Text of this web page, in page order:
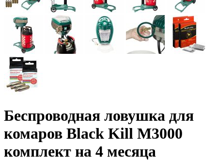
Беспроводная ловушка для
комаров Black Kill М3000
комплект на 4 месяца